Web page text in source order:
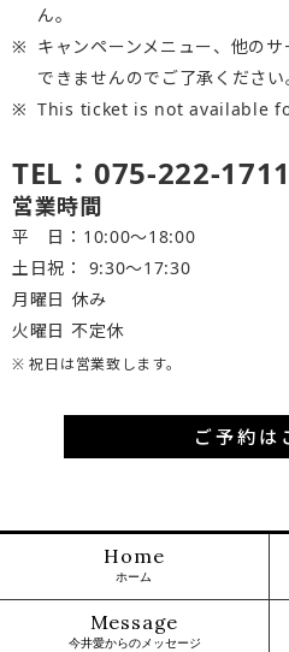
ん。
キャンペーンメニュー、他の
できませんのでご了承ください
This ticket is not available
TEL：075-222-1711
営業時間
平 日：10:00～18:00
土日祝： 9:30〜17:30
月曜日 休み
火曜日 不定休
※ 祝日は営業致します。
ご予約は
Home
ホーム
Message
今井愛からのメッセージ